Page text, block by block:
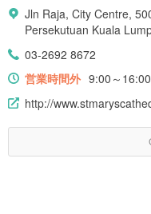
Jln Raja, City Centre,
Persekutuan Kuala
03-2692 8672
営業時間外 9:00～16:00
http://